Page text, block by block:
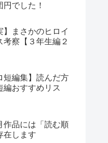
でした！
】まさかのヒロイ
考察【３年生編２
短編集】読んだ方
編おすすめリス
作品には「読む順
在します